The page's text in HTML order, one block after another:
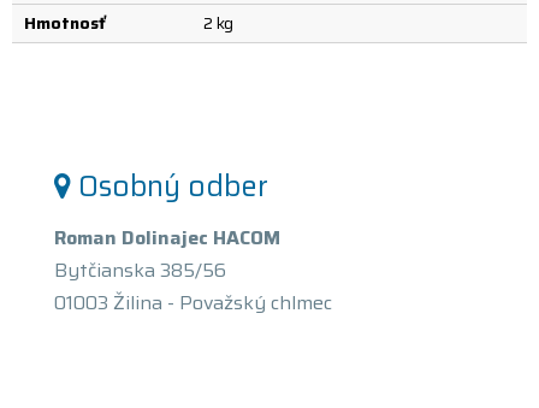
Hmotnosť 2 kg
Osobný odber
Roman Dolinajec HACOM
Bytčianska 385/56
01003 Žilina - Považský chlmec